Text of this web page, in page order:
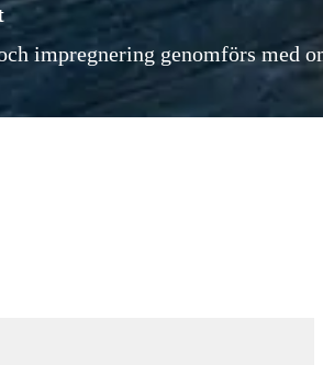
impregnering genomförs med